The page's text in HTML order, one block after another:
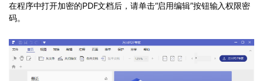
在程序中打开加密的PDF文档后，请单击“启用编辑”按钮输入权限密
码。